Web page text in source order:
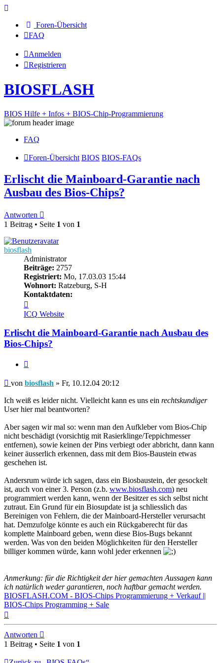
Foren-Übersicht
FAQ
Anmelden
Registrieren
BIOSFLASH
BIOS Hilfe + Infos + BIOS-Chip-Programmierung
FAQ
Foren-Übersicht BIOS BIOS-FAQs
Erlischt die Mainboard-Garantie nach
Ausbau des Bios-Chips?
Antworten
1 Beitrag • Seite 1 von 1
biosflash
Administrator
Beiträge: 2757
Registriert: Mo, 17.03.03 15:44
Wohnort: Ratzeburg, S-H
Kontaktdaten:
von
biosflash
ICQ Website
Erlischt die Mainboard-Garantie nach Ausbau des
Bios-Chips?
Beitrag
von biosflash » Fr, 10.12.04 20:12
Ich weiß es leider nicht. Vielleicht kann es uns ein rechtskundiger
User hier mal beantworten?
Aber sagen wir mal so: wenn man den Aufkleber vom Bios-Chip
nicht beschädigt (vorsichtig mit Rasierklinge/Teppichmesser
entfernen), sowie keinen der Pins verbiegt oder abbricht, dann kann
keiner äusserlich erkennen, dass mit dem Bios-Baustein etwas
geschehen ist.
Andersrum würde ich sagen, dass ein Biosbaustein, der gesockelt
ist, auch von einer 3. Person (z.b. www.biosflash.com) neu
programmiert werden kann, wenn der Besitzer es sich selbst nicht
zutraut. Ein Grund für ein Biosupdate ist ja schliesslich das
Bereinigen von Fehlern, die der Mainboard-Hersteller verursacht
hat. Demzufolge könnte es auch ein Rückgaberecht für das
komplette Mainboard geben, wenn diese Bios-Bugs bekannt
werden. Was von den beiden Möglichkeiten für den Hersteller
billiger kommen würde, kann wohl jeder erkennen
Anmerkung: für die Richtigkeit der hier gemachten Aussagen kann
ich natürlich weder garantieren, noch haftbar gemacht werden.
BIOSFLASH.COM - BIOS-Chips Programmierung + Verkauf ||
BIOS-Chips Programming + Sale
Antworten
1 Beitrag • Seite 1 von 1